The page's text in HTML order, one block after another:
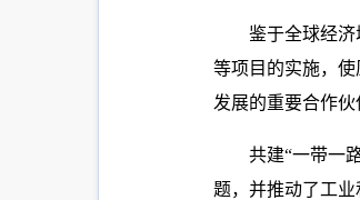
鉴于全球经
等项目的实施，
发展的重要合作
共建“一带一
题，并推动了工